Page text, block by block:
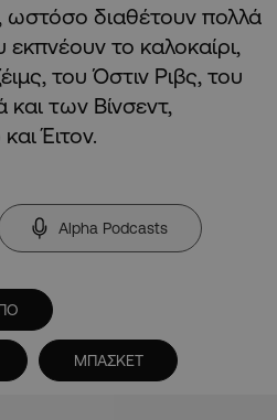
διαθέτουν πολλά
το καλοκαίρι,
του Όστιν Ριβς, του
των Βίνσεντ,
Έιτον.
Alpha Podcasts
ΜΠΑΣΚΕΤ